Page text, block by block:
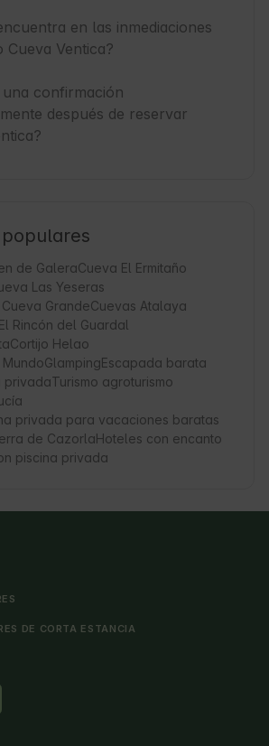
en las inmediaciones
Cueva Ventica?
una confirmación
después de reservar
de GaleraCueva El Ermitaño
Las Yeseras
GrandeCuevas Atalaya
El Rincón del Guardal
Cortijo Helao
GlampingEscapada barata
privadaTurismo agroturismo
privada para vacaciones baratas
de CazorlaHoteles con encanto
piscina privada
DE CORTA ESTANCIA